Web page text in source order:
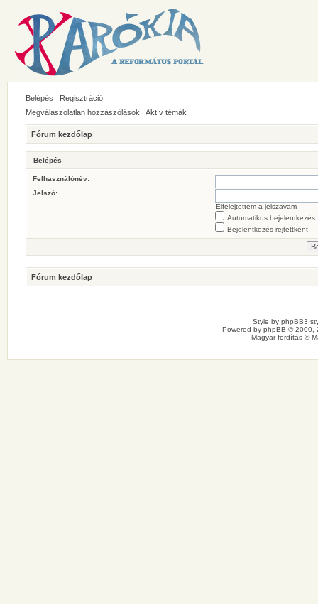
Belépés
Regisztráció
Megválaszolatlan hozzászólások | Aktív témák
Fórum kezdőlap
Belépés
Felhasználónév:
Jelszó:
Elfelejtettem a jelszavam
Automatikus bejelentkezés
Bejelentkezés rejtettként
Fórum kezdőlap
Style by phpBB3
Powered by phpBB © 2000,
Magyar fordítás ©